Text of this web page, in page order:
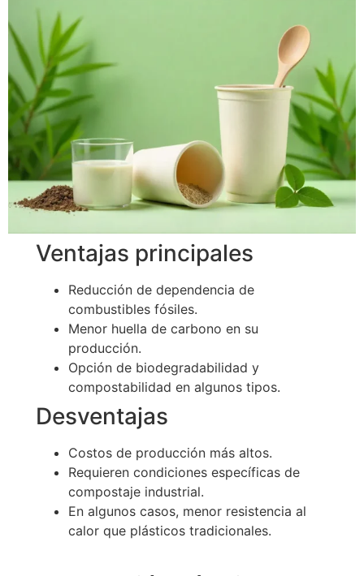
Ventajas principales
Reducción de dependencia de
combustibles fósiles.
Menor huella de carbono en su
producción.
Opción de biodegradabilidad y
compostabilidad en algunos tipos.
Desventajas
Costos de producción más altos.
Requieren condiciones específicas de
compostaje industrial.
En algunos casos, menor resistencia al
calor que plásticos tradicionales.